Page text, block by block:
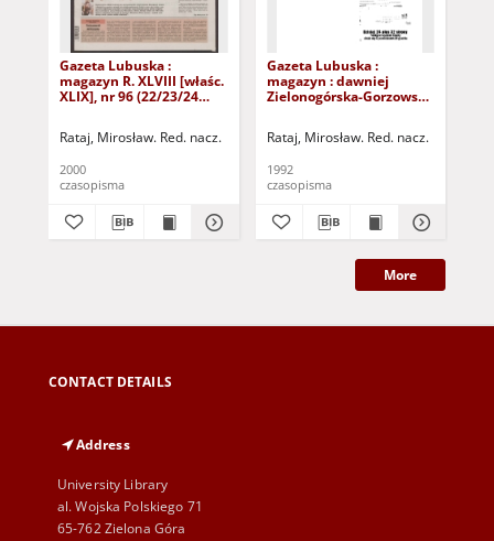
Gazeta Lubuska :
magazyn R. XLVIII [właśc.
XLIX], nr 96 (22/23/24
Rataj, Mirosław. Red. nacz.
2000
czasopisma
Gazeta Lubuska :
magazyn : dawniej
Zielonogórska-Gorzowska
1992). - Wyd. 1
Rataj, Mirosław. Red. nacz.
1992
czasopisma
More
CONTACT DETAILS
Address
University Library
al. Wojska Polskiego 71
65-762 Zielona Góra